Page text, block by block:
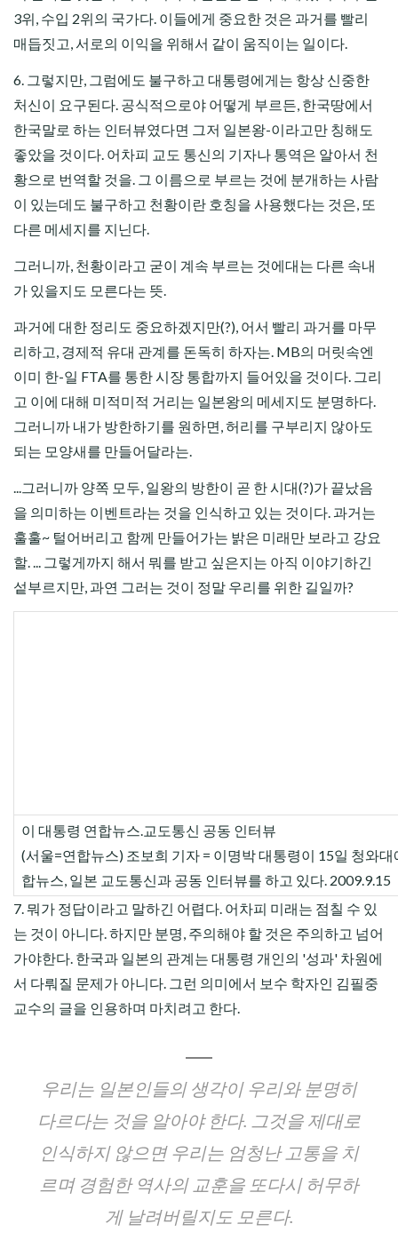
3위, 수입 2위의 국가다. 이들에게 중요한 것은 과거를 빨리
매듭짓고, 서로의 이익을 위해서 같이 움직이는 일이다.
6. 그렇지만, 그럼에도 불구하고 대통령에게는 항상 신중한
처신이 요구된다. 공식적으로야 어떻게 부르든, 한국땅에서
한국말로 하는 인터뷰였다면 그저 일본왕-이라고만 칭해도
좋았을 것이다. 어차피 교도 통신의 기자나 통역은 알아서 천
황으로 번역할 것을. 그 이름으로 부르는 것에 분개하는 사람
이 있는데도 불구하고 천황이란 호칭을 사용했다는 것은, 또
다른 메세지를 지닌다.
그러니까, 천황이라고 굳이 계속 부르는 것에대는 다른 속내
가 있을지도 모른다는 뜻.
과거에 대한 정리도 중요하겠지만(?), 어서 빨리 과거를 마무
리하고, 경제적 유대 관계를 돈독히 하자는. MB의 머릿속엔
이미 한-일 FTA를 통한 시장 통합까지 들어있을 것이다. 그리
고 이에 대해 미적미적 거리는 일본왕의 메세지도 분명하다.
그러니까 내가 방한하기를 원하면, 허리를 구부리지 않아도
되는 모양새를 만들어달라는.
...그러니까 양쪽 모두, 일왕의 방한이 곧 한 시대(?)가 끝났음
을 의미하는 이벤트라는 것을 인식하고 있는 것이다. 과거는
훌훌~ 털어버리고 함께 만들어가는 밝은 미래만 보라고 강요
할. ... 그렇게까지 해서 뭐를 받고 싶은지는 아직 이야기하긴
섵부르지만, 과연 그러는 것이 정말 우리를 위한 길일까?
이 대통령 연합뉴스.교도통신 공동 인터뷰
(서울=연합뉴스) 조보희 기자 = 이명박 대통령이 15일 청와대
합뉴스, 일본 교도통신과 공동 인터뷰를 하고 있다. 2009.9.15
7. 뭐가 정답이라고 말하긴 어렵다. 어차피 미래는 점칠 수 있
는 것이 아니다. 하지만 분명, 주의해야 할 것은 주의하고 넘어
가야한다. 한국과 일본의 관계는 대통령 개인의 '성과' 차원에
서 다뤄질 문제가 아니다. 그런 의미에서 보수 학자인 김필중
교수의 글을 인용하며 마치려고 한다.
우리는 일본인들의 생각이 우리와 분명히
다르다는 것을 알아야 한다. 그것을 제대로
인식하지 않으면 우리는 엄청난 고통을 치
르며 경험한 역사의 교훈을 또다시 허무하
게 날려버릴지도 모른다.